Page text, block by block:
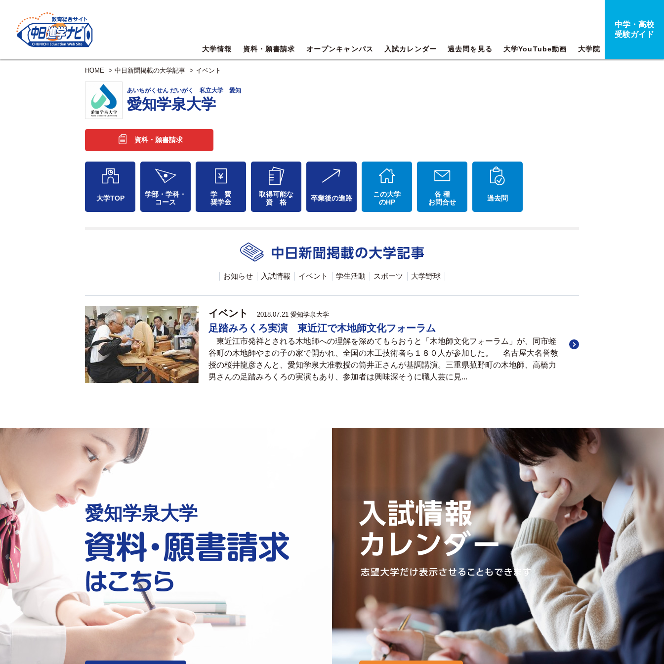
大学情報 資料・願書請求 オープンキャンパス 入試カレンダー 過去問を見る 大学YouTube動画 大学院
中学・高校
受験ガイド
HOME > 中日新聞掲載の大学記事 > イベント
あいちがくせん だいがく 私立大学 愛知
愛知学泉大学
資料・願書請求
大学TOP
学部・学科・
コース
学 費
奨学金
取得可能な
資 格
卒業後の進路
この大学
のHP
各 種
お問合せ
過去問
お知らせ 入試情報 イベント 学生活動 スポーツ 大学野球
イベント 2018.07.21 愛知学泉大学
足踏みろくろ実演 東近江で木地師文化フォーラム
東近江市発祥とされる木地師への理解を深めてもらおうと「木地師文化フォーラム」が、同市蛭
谷町の木地師やまの子の家で開かれ、全国の木工技術者ら１８０人が参加した。 名古屋大名誉教
授の桜井龍彦さんと、愛知学泉大准教授の筒井正さんが基調講演。三重県菰野町の木地師、高橋力
男さんの足踏みろくろの実演もあり、参加者は興味深そうに職人芸に見...
愛知学泉大学